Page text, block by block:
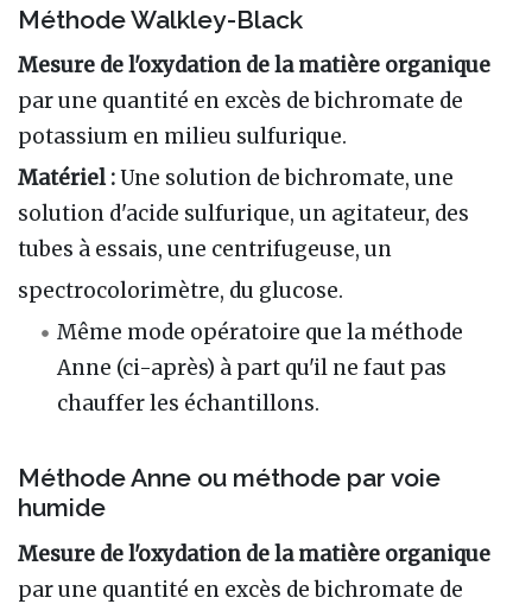
Méthode Walkley-Black
Mesure de l'oxydation de la matière organique
par une quantité en excès de bichromate de
potassium en milieu sulfurique.
Matériel :Une solution de bichromate, une
solution d'acide sulfurique, un agitateur, des
tubes à essais, une centrifugeuse, un
spectrocolorimètre, du glucose.
Même mode opératoire que la méthode
Anne (ci-après) à part qu'il ne faut pas
chauffer les échantillons.
Méthode Anne ou méthode par voie
humide
Mesure de l'oxydation de la matière organique
par une quantité en excès de bichromate de